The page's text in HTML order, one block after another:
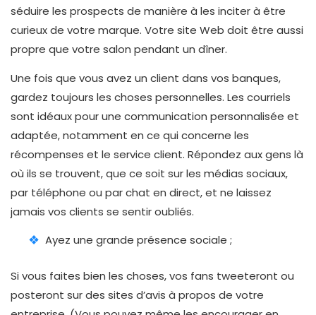
séduire les prospects de manière à les inciter à être
curieux de votre marque. Votre site Web doit être aussi
propre que votre salon pendant un dîner.
Une fois que vous avez un client dans vos banques,
gardez toujours les choses personnelles. Les courriels
sont idéaux pour une communication personnalisée et
adaptée, notamment en ce qui concerne les
récompenses et le service client. Répondez aux gens là
où ils se trouvent, que ce soit sur les médias sociaux,
par téléphone ou par chat en direct, et ne laissez
jamais vos clients se sentir oubliés.
Ayez une grande présence sociale ;
Si vous faites bien les choses, vos fans tweeteront ou
posteront sur des sites d’avis à propos de votre